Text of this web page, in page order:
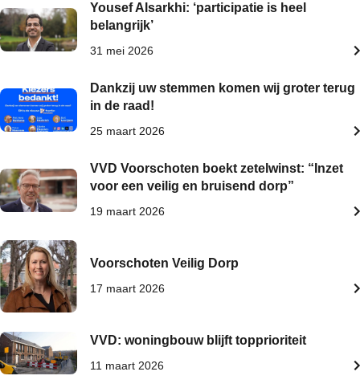
Yousef Alsarkhi: ‘participatie is heel
belangrijk’
31 mei 2026
Dankzij uw stemmen komen wij groter terug
in de raad!
25 maart 2026
VVD Voorschoten boekt zetelwinst: “Inzet
voor een veilig en bruisend dorp”
19 maart 2026
Voorschoten Veilig Dorp
17 maart 2026
VVD: woningbouw blijft topprioriteit
11 maart 2026